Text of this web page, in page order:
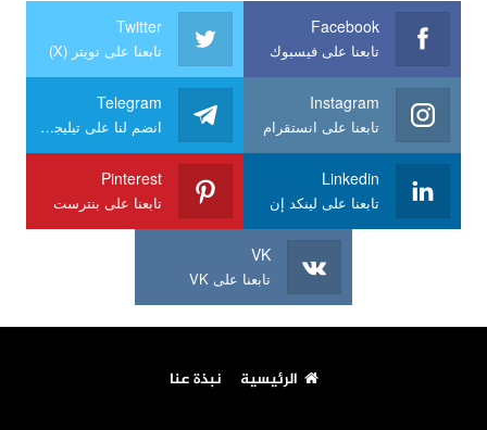
Facebook
تابعنا على فيسبوك
Twitter
تابعنا على تويتر (X)
Instagram
تابعنا على انستقرام
Telegram
انضم لنا على تيليجرام
Linkedin
تابعنا على لينكد إن
Pinterest
تابعنا على بنترست
VK
تابعنا على VK
الرئيسية نبذة عنا